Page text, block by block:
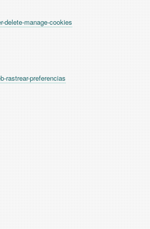
delete-manage-cookies
rastrear-preferencias